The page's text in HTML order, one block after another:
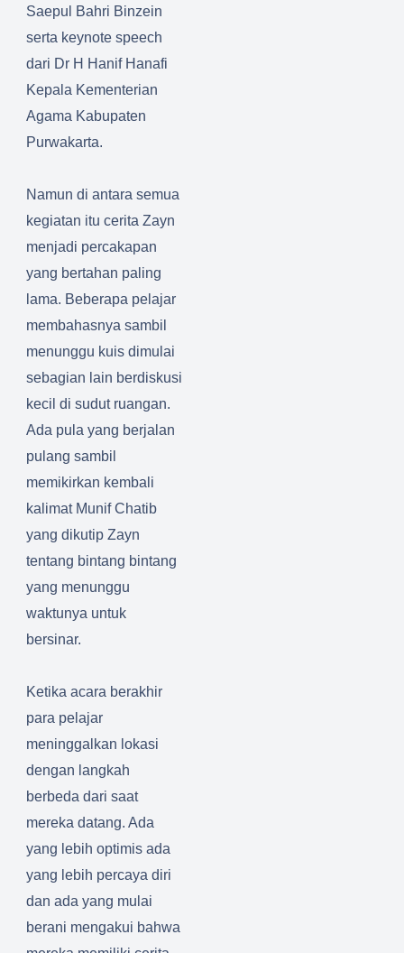
Saepul Bahri Binzein
serta keynote speech
dari Dr H Hanif Hanafi
Kepala Kementerian
Agama Kabupaten
Purwakarta.
Namun di antara semua
kegiatan itu cerita Zayn
menjadi percakapan
yang bertahan paling
lama. Beberapa pelajar
membahasnya sambil
menunggu kuis dimulai
sebagian lain berdiskusi
kecil di sudut ruangan.
Ada pula yang berjalan
pulang sambil
memikirkan kembali
kalimat Munif Chatib
yang dikutip Zayn
tentang bintang bintang
yang menunggu
waktunya untuk
bersinar.
Ketika acara berakhir
para pelajar
meninggalkan lokasi
dengan langkah
berbeda dari saat
mereka datang. Ada
yang lebih optimis ada
yang lebih percaya diri
dan ada yang mulai
berani mengakui bahwa